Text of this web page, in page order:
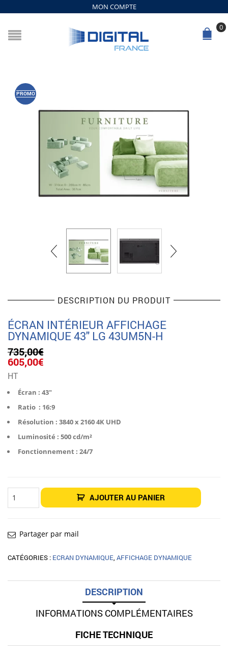
MON COMPTE
0
PROMO
DESCRIPTION DU PRODUIT
ÉCRAN INTÉRIEUR AFFICHAGE
DYNAMIQUE 43″ LG 43UM5N-H
735,00€
Le
prix
initial
était :
735,00€.
605,00€
est :
605,00€.
HT
Écran : 43″
Ratio : 16:9
Résolution : 3840 x 2160 4K UHD
Luminosité : 500 cd/m²
Fonctionnement : 24/7
quantité
de
43"
LG
H
AJOUTER AU PANIER
Partager par mail
CATÉGORIES : ECRAN DYNAMIQUE, AFFICHAGE DYNAMIQUE
DESCRIPTION
INFORMATIONS COMPLÉMENTAIRES
FICHE TECHNIQUE